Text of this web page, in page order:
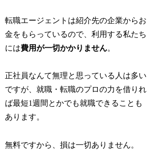
転職エージェントは紹介先の企業からお
金をもらっているので、利用する私たち
には費用が一切かかりません。
正社員なんて無理と思っている人は多い
ですが、就職・転職のプロの力を借りれ
ば最短1週間とかでも就職できることも
あります。
無料ですから、損は一切ありません。